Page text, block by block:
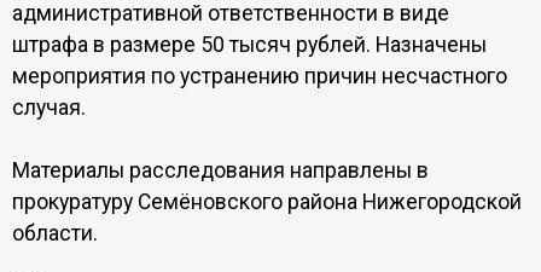
административной ответственности в виде
штрафа в размере 50 тысяч рублей. Назначены
мероприятия по устранению причин несчастного
случая.
Материалы расследования направлены в
прокуратуру Семёновского района Нижегородской
области.